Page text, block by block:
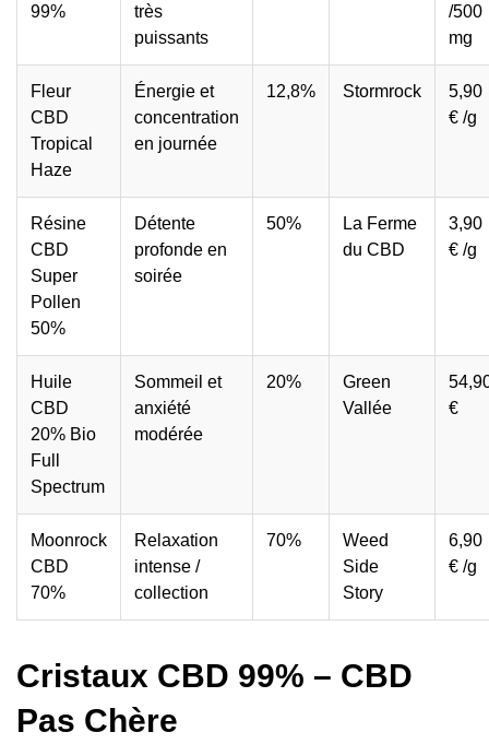
99%
très
puissants
/500
mg
Fleur
CBD
Tropical
Haze
Énergie et
concentration
en journée
12,8% Stormrock
5,90
€ /g
Résine
CBD
Super
Pollen
50%
Détente
profonde en
soirée
50%
La Ferme
du CBD
3,90
€ /g
Huile
CBD
20% Bio
Full
Spectrum
Sommeil et
anxiété
modérée
20%
Green
Vallée
€
Moonrock
CBD
70%
Relaxation
intense /
collection
70%
Weed
Side
Story
6,90
€ /g
Cristaux CBD 99% – CBD
Pas Chère